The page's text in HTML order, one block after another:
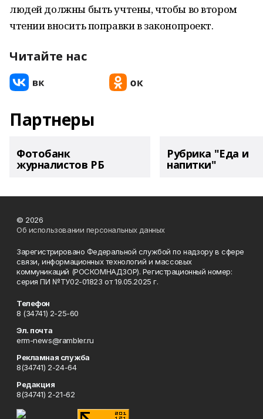
людей должны быть учтены, чтобы во втором
чтении вносить поправки в законопроект.
Читайте нас
Партнеры
Фотобанк
журналистов РБ
Рубрика "Еда и
напитки"
© 2026
Об использовании персональных данных
Зарегистрировано Федеральной службой по надзору в сфере
связи, информационных технологий и массовых
коммуникаций (РОСКОМНАДЗОР). Регистрационный номер:
серия ПИ №ТУ02-01823 от 19.05.2025 г.
Телефон
8 (34741) 2-25-60
Эл. почта
erm-news@rambler.ru
Рекламная служба
8(34741) 2-24-64
Редакция
8(34741) 2-21-62